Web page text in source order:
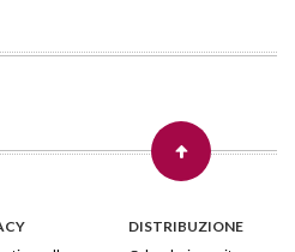
DISTRIBUZIONE